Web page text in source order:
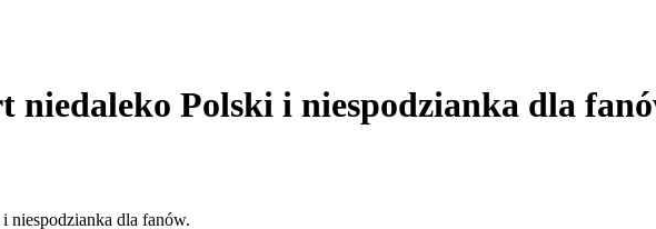
niedaleko Polski i niespodzianka dla
dla fanów.